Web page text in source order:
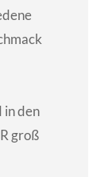
den
groß